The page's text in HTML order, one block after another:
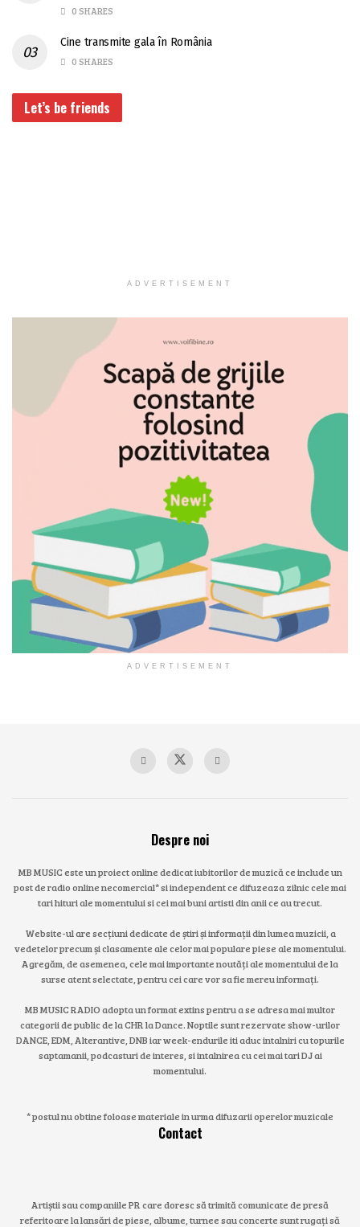
0 SHARES
Cine transmite gala în România
0 SHARES
Let’s be friends
ADVERTISEMENT
ADVERTISEMENT
Despre noi
MB MUSIC este un proiect online dedicat iubitorilor de muzică ce include un
post de radio online necomercial* si independent ce difuzeaza zilnic cele mai
tari hituri ale momentului si cei mai buni artisti din anii ce au trecut.
Website-ul are secțiuni dedicate de știri și informații din lumea muzicii, a
vedetelor precum și clasamente ale celor mai populare piese ale momentului.
Agregăm, de asemenea, cele mai importante noutăți ale momentului de la
surse atent selectate, pentru cei care vor sa fie mereu informați.
MB MUSIC RADIO adopta un format extins pentru a se adresa mai multor
categorii de public de la CHR la Dance. Noptile sunt rezervate show-urilor
DANCE, EDM, Alterantive, DNB iar week-endurile iti aduc intalniri cu topurile
saptamanii, podcasturi de interes, si intalnirea cu cei mai tari DJ ai
momentului.
* postul nu obtine foloase materiale in urma difuzarii operelor muzicale
Contact
Artiștii sau companiile PR care doresc să trimită comunicate de presă
referitoare la lansări de piese, albume, turnee sau concerte sunt rugați să